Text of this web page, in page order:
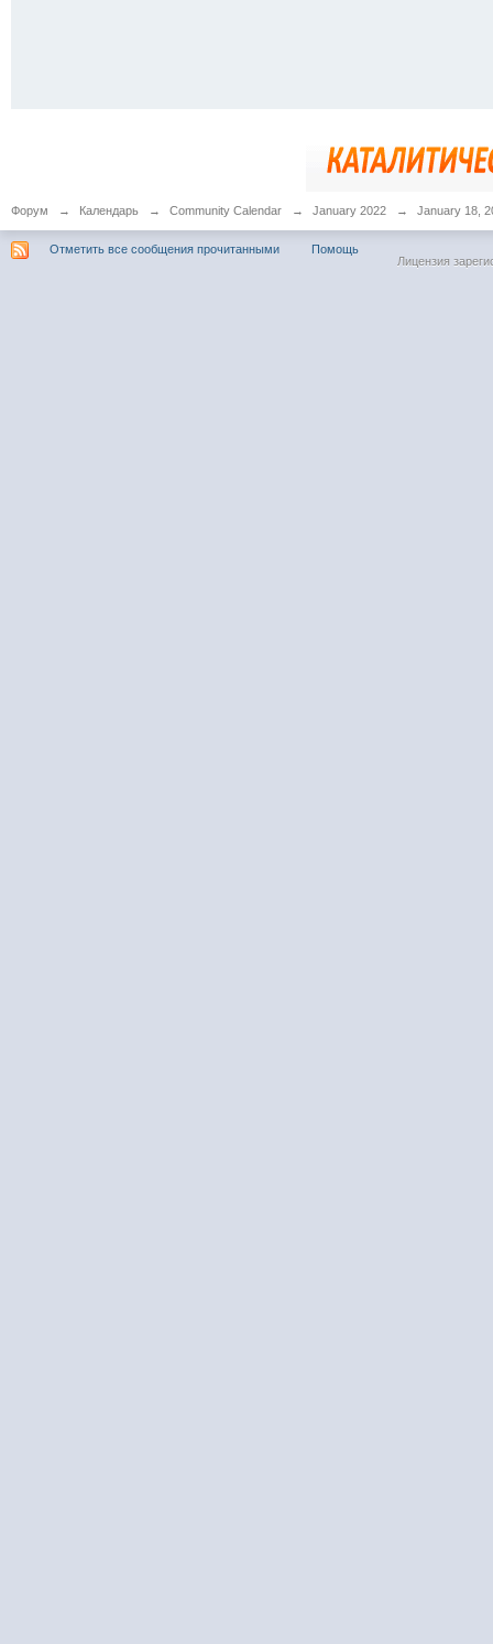
Форум → Календарь → Community Calendar → January 2022 → January 18,
Отметить все сообщения прочитанными
Помощь
Лицензия